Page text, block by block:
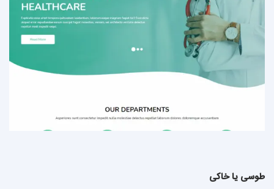
طوسی یا خاکی